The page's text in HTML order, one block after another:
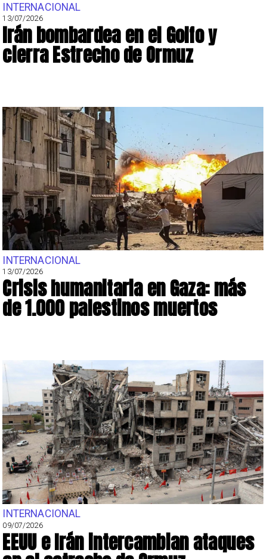
INTERNACIONAL
13/07/2026
Irán bombardea en el Golfo y
cierra Estrecho de Ormuz
INTERNACIONAL
13/07/2026
Crisis humanitaria en Gaza: más
de 1.000 palestinos muertos
INTERNACIONAL
09/07/2026
EEUU e Irán intercambian ataques